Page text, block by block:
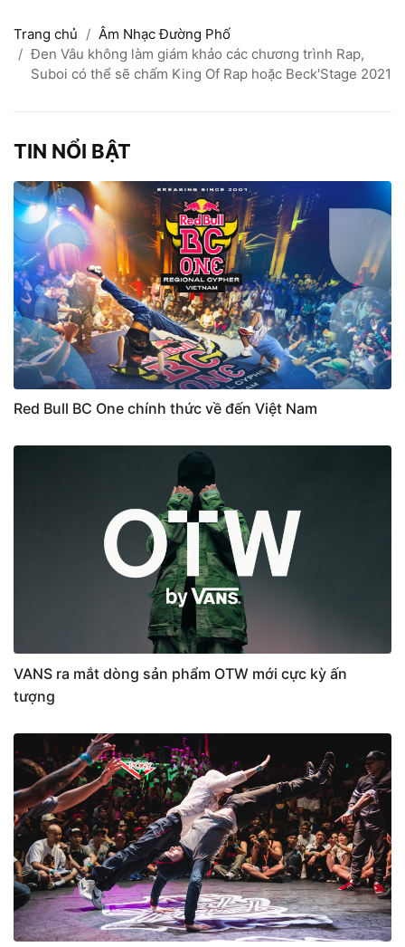
Trang chủ
Âm Nhạc Đường Phố
Đen Vâu không làm giám khảo các chương trình Rap,
Suboi có thể sẽ chấm King Of Rap hoặc Beck'Stage 2021
TIN NỔI BẬT
Red Bull BC One chính thức về đến Việt Nam
VANS ra mắt dòng sản phẩm OTW mới cực kỳ ấn
tượng